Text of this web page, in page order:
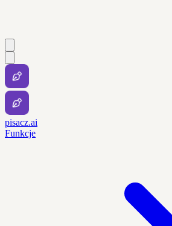
pisacz.ai
Funkcje